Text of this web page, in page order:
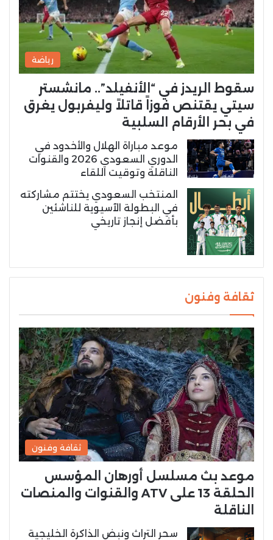
رياضة
سقوط الريدز في “الأنفيلد”.. مانشستر
سيتي يقتنص فوزاً قاتلاً وليفربول يغرق
في بحر الأرقام السلبية
موعد مباراة الهلال والأخدود في
الدوري السعودي 2026 والقنوات
الناقلة وتوقيت اللقاء
المنتخب السعودي يختتم مشاركته
في البطولة الآسيوية للناشئين
بأفضل إنجاز تاريخي
ثقافة وفنون
ثقافة وفنون
موعد بث مسلسل أورهان المؤسس
الحلقة 13 على ATV والقنوات والمنصات
الناقلة
سحر التراث ونبض الذاكرة الخليجية